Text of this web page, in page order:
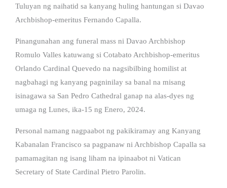
Tuluyan ng naihatid sa kanyang huling hantungan si Davao
Archbishop-emeritus Fernando Capalla.
Pinangunahan ang funeral mass ni Davao Archbishop
Romulo Valles katuwang si Cotabato Archbishop-emeritus
Orlando Cardinal Quevedo na nagsibilbing homilist at
nagbahagi ng kanyang pagninilay sa banal na misang
isinagawa sa San Pedro Cathedral ganap na alas-dyes ng
umaga ng Lunes, ika-15 ng Enero, 2024.
Personal namang nagpaabot ng pakikiramay ang Kanyang
Kabanalan Francisco sa pagpanaw ni Archbishop Capalla sa
pamamagitan ng isang liham na ipinaabot ni Vatican
Secretary of State Cardinal Pietro Parolin.